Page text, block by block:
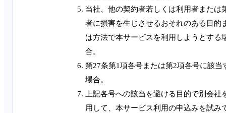
当社、他の契約者若しくは利用者または
者に損害を生じさせるおそれのある目的
は方法で本サービスを利用しようとする
合。
第27条第1項各号または第2項各号に該当
場合。
上記各号への該当を避ける目的で別会社
用して、本サービス利用の申込みを試み